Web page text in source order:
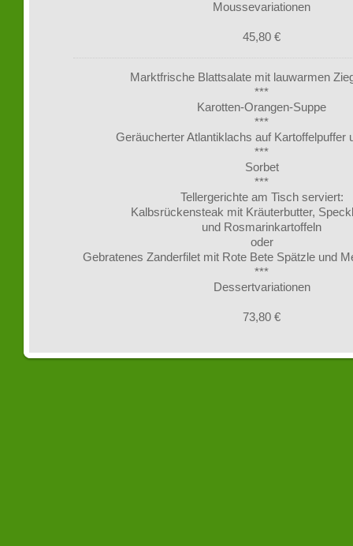
Moussevariationen
45,80 €
Marktfrische Blattsalate mit lauwarmen
***
Karotten-Orangen-Suppe
***
Geräucherter Atlantiklachs auf Kartoffelpuffer
***
Sorbet
***
Tellergerichte am Tisch serviert:
Kalbsrückensteak mit Kräuterbutter,
und Rosmarinkartoffeln
oder
Gebratenes Zanderfilet mit Rote Bete Spätzle und
***
Dessertvariationen
73,80 €